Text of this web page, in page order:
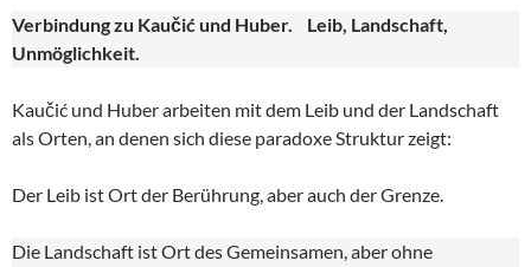
Verbindung zu Kaučić und Huber. Leib, Landschaft,
Unmöglichkeit.
Kaučić und Huber arbeiten mit dem Leib und der Landschaft
als Orten, an denen sich diese paradoxe Struktur zeigt:
Der Leib ist Ort der Berührung, aber auch der Grenze.
Die Landschaft ist Ort des Gemeinsamen, aber ohne